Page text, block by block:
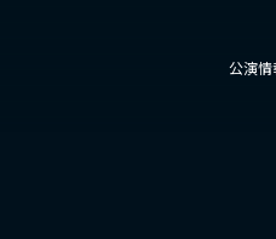
公演情